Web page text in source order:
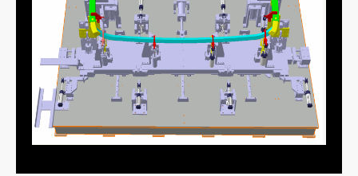
Tháng Tám 2026
Tháng Bảy 2026
Tháng Năm 2026
Tháng Tư 2026
Tháng Ba 2026